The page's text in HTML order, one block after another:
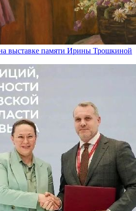
выставке памяти Ирины Трошкиной